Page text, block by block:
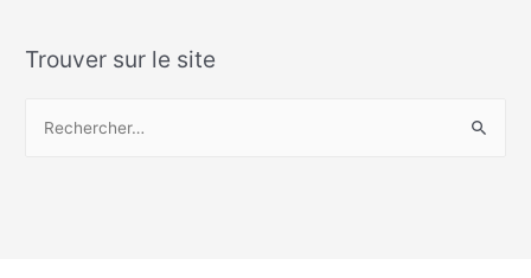
Trouver sur le site